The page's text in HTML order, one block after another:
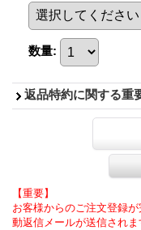
数量:
返品特約に関する重
【重要】
お客様からのご注文登録
動返信メールが送信されま